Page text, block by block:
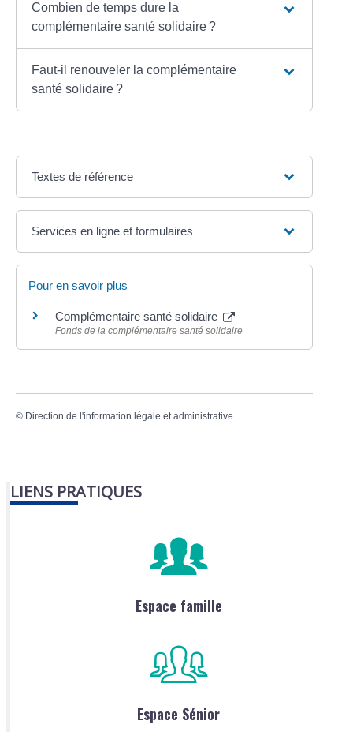
Combien de temps dure la
complémentaire santé solidaire ?
Faut-il renouveler la complémentaire
santé solidaire ?
Textes de référence
Services en ligne et formulaires
Pour en savoir plus
Complémentaire santé solidaire
Fonds de la complémentaire santé solidaire
© Direction de l'information légale et administrative
LIENS PRATIQUES
Espace famille
Espace Sénior